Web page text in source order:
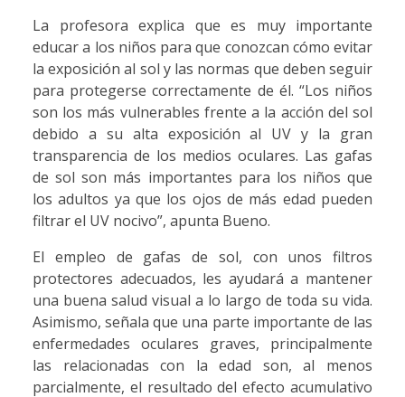
La profesora explica que es muy importante
educar a los niños para que conozcan cómo evitar
la exposición al sol y las normas que deben seguir
para protegerse correctamente de él. “Los niños
son los más vulnerables frente a la acción del sol
debido a su alta exposición al UV y la gran
transparencia de los medios oculares. Las gafas
de sol son más importantes para los niños que
los adultos ya que los ojos de más edad pueden
filtrar el UV nocivo”, apunta Bueno.
El empleo de gafas de sol, con unos filtros
protectores adecuados, les ayudará a mantener
una buena salud visual a lo largo de toda su vida.
Asimismo, señala que una parte importante de las
enfermedades oculares graves, principalmente
las relacionadas con la edad son, al menos
parcialmente, el resultado del efecto acumulativo